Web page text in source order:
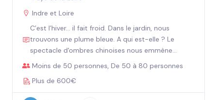
Indre et Loire
C’est l’hiver… il fait froid. Dans le jardin, nous
trouvons une plume bleue. A qui est-elle ? Le
spectacle d'ombres chinoises nous emmène...
Moins de 50 personnes, De 50 à 80 personnes
Plus de 600€